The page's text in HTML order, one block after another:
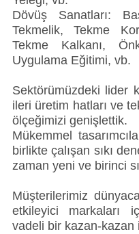
Dövüş Sanatları:
Tekmelik, Tekme
Tekme Kalkanı,
Uygulama Eğitimi, vb.
Sektörümüzdeki lider
ileri üretim hatları ve
ölçeğimizi genişlettik.
Mükemmel
birlikte çalışan sıkı
zaman yeni ve birinci
Müşterilerimiz
etkileyici markaları
vadeli bir kazan-